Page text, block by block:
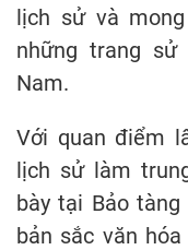
lịch sử và
những trang
Nam.
Với quan điểm
lịch sử làm
bày tại Bảo
bản sắc văn